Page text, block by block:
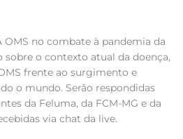
OMS no combate à pandemia da
sobre o contexto atual da doença,
frente ao surgimento e
o mundo. Serão respondidas
da Feluma, da FCM-MG e da
via chat da live.